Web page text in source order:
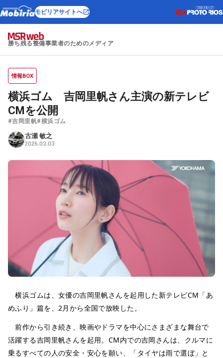
モビリアサイトへ
勝ち残る整備事業者のためのメディア
情報BOX
横浜ゴム 吉岡里帆さん主演の新テレビ
CMを公開
#吉岡里帆#横浜ゴム
古瀬 敏之
2026.03.03
横浜ゴムは、女優の吉岡里帆さんを起用した新テレビCM「あ
めふり」篇を、2月から全国で放映した。
前作から引き続き、映画やドラマを中心にさまざまな舞台で
活躍する吉岡里帆さんを起用。CM内での吉岡さんは、クルマに
乗るすべての人の安全・安心を願い、「タイヤは雨で選ぼ」と